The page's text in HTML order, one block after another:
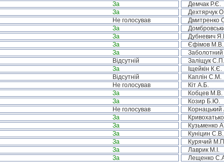
За Демчак Р.Є.
За Дехтярчук
Не голосував Дмитренко
За
За Дубневич
За Єфімов М.В.
За
Відсутній Заліщук С.П.
За Іщейкін К.Є.
Відсутній Каплін С.М.
Не голосував Кіт А.Б.
За Кобцев М.В.
За Козир Б.Ю.
Не голосував
За
За Кузьменко
За Куніцин С.В.
За Курячий
За Лаврик М.І.
За Лещенко